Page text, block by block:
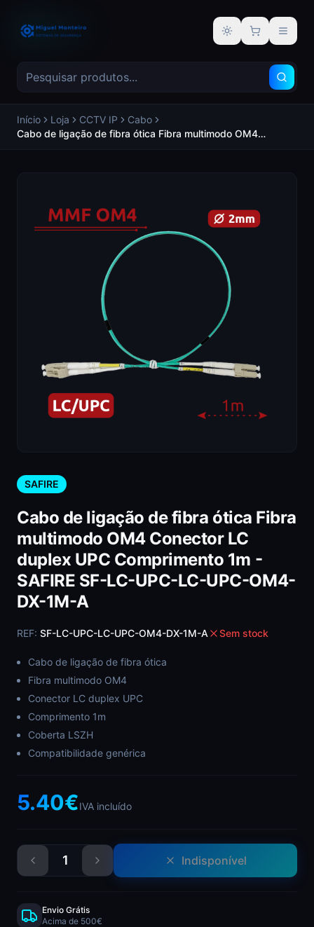
Alternar tema
Início Loja CCTV IP
Cabo
Cabo de ligação de fibra ótica Fibra multimodo OM4
SAFIRE
Cabo de ligação de fibra ótica Fibra
multimodo OM4 Conector LC
duplex UPC Comprimento 1m -
SAFIRE SF-LC-UPC-LC-UPC-OM4-
DX-1M-A
REF: SF-LC-UPC-LC-UPC-OM4-DX-1M-A Sem stock
Cabo de ligação de fibra ótica
Fibra multimodo OM4
Conector LC duplex UPC
Comprimento 1m
Coberta LSZH
Compatibilidade genérica
5.40€IVA incluído
1 Indisponível
Envio Grátis
Acima de 500€